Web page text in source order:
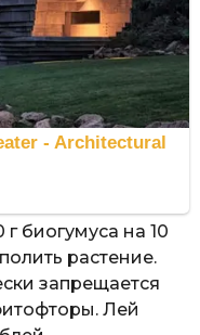
биогумуса на 10
растение.
запрещается
Лей